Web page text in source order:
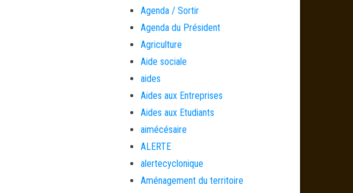
Agenda / Sortir
Agenda du Président
Agriculture
Aide sociale
aides
Aides aux Entreprises
Aides aux Etudiants
aimécésaire
ALERTE
alertecyclonique
Aménagement du territoire